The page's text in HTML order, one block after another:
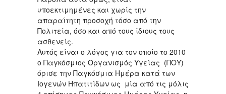
υποεκτιμημένες και χωρίς την
απαραίτητη προσοχή τόσο από την
Πολιτεία, όσο και από τους ίδιους τους
ασθενείς.
Αυτός είναι ο λόγος για τον οποίο το 2010
ο Παγκόσμιος Οργανισμός Υγείας (ΠΟΥ)
όρισε την Παγκόσμια Ημέρα κατά των
Ιογενών Ηπατιτίδων ως μία από τις μόλις